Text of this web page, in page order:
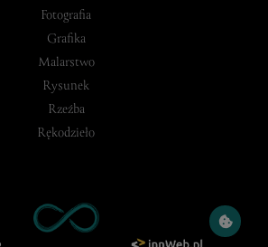
Fotografia
Grafika
Malarstwo
Rysunek
Rzeźba
Rękodzieło